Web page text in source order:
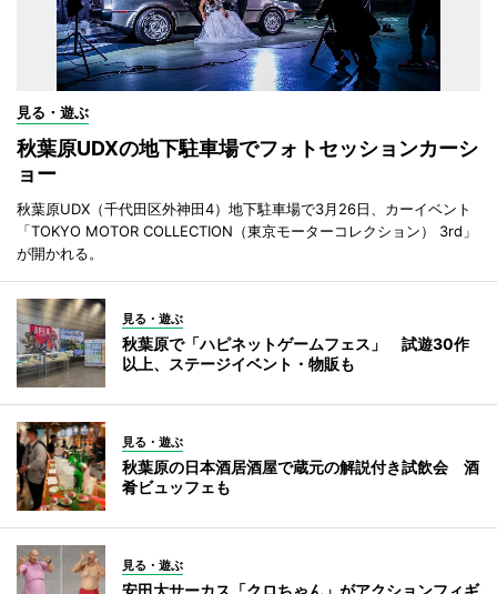
見る・遊ぶ
秋葉原UDXの地下駐車場でフォトセッションカーシ
ョー
秋葉原UDX（千代田区外神田4）地下駐車場で3月26日、カーイベント
「TOKYO MOTOR COLLECTION（東京モーターコレクション） 3rd」
が開かれる。
見る・遊ぶ
秋葉原で「ハピネットゲームフェス」 試遊30作
以上、ステージイベント・物販も
見る・遊ぶ
秋葉原の日本酒居酒屋で蔵元の解説付き試飲会 酒
肴ビュッフェも
見る・遊ぶ